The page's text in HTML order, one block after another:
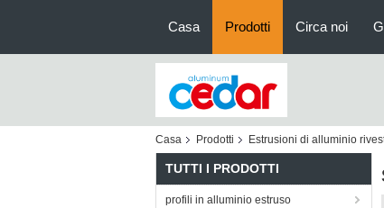
Casa Prodotti Circa noi
Casa Prodotti Estrusioni di alluminio
TUTTI I PRODOTTI
profili in alluminio estruso